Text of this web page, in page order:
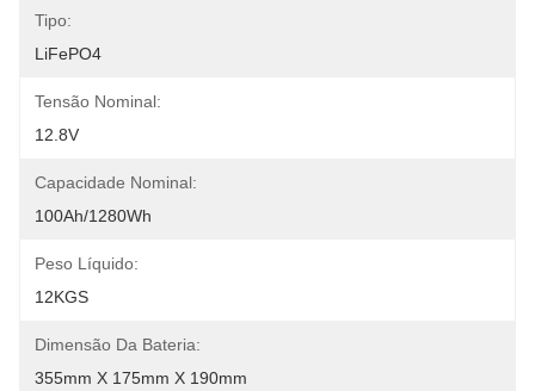
Tipo:
LiFePO4
Tensão Nominal:
12.8V
Capacidade Nominal:
100Ah/1280Wh
Peso Líquido:
12KGS
Dimensão Da Bateria:
355mm X 175mm X 190mm